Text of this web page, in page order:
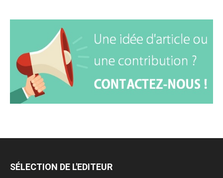
SÉLECTION DE L'EDITEUR